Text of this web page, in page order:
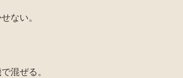
ない。
混ぜる。